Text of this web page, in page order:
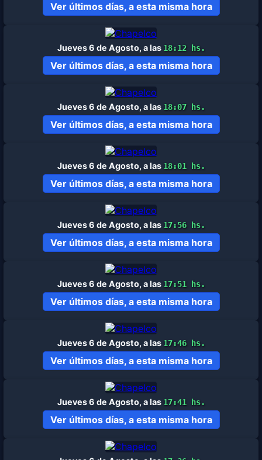
Ver últimos días, a esta misma hora
Jueves 6 de Agosto, a las 18:12 hs.
Ver últimos días, a esta misma hora
Jueves 6 de Agosto, a las 18:07 hs.
Ver últimos días, a esta misma hora
Jueves 6 de Agosto, a las 18:01 hs.
Ver últimos días, a esta misma hora
Jueves 6 de Agosto, a las 17:56 hs.
Ver últimos días, a esta misma hora
Jueves 6 de Agosto, a las 17:51 hs.
Ver últimos días, a esta misma hora
Jueves 6 de Agosto, a las 17:46 hs.
Ver últimos días, a esta misma hora
Jueves 6 de Agosto, a las 17:41 hs.
Ver últimos días, a esta misma hora